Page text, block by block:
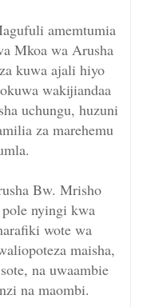
amemtumia
Mkoa wa Arusha
kuwa ajali hiyo
wakijiandaa
uchungu, huzuni
za marehemu
Bw. Mrisho
nyingi kwa
wote wa
maisha,
na uwaambie
na maombi.